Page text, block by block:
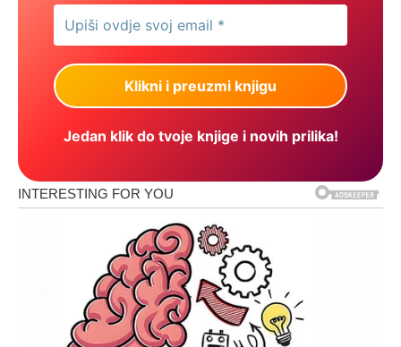
Jedan klik do tvoje knjige i novih prilika!